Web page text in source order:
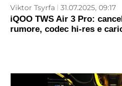
Viktor Tsyrfa 31.07.2025, 09:17
iQOO TWS Air 3 Pro:
rumore, codec hi-res e